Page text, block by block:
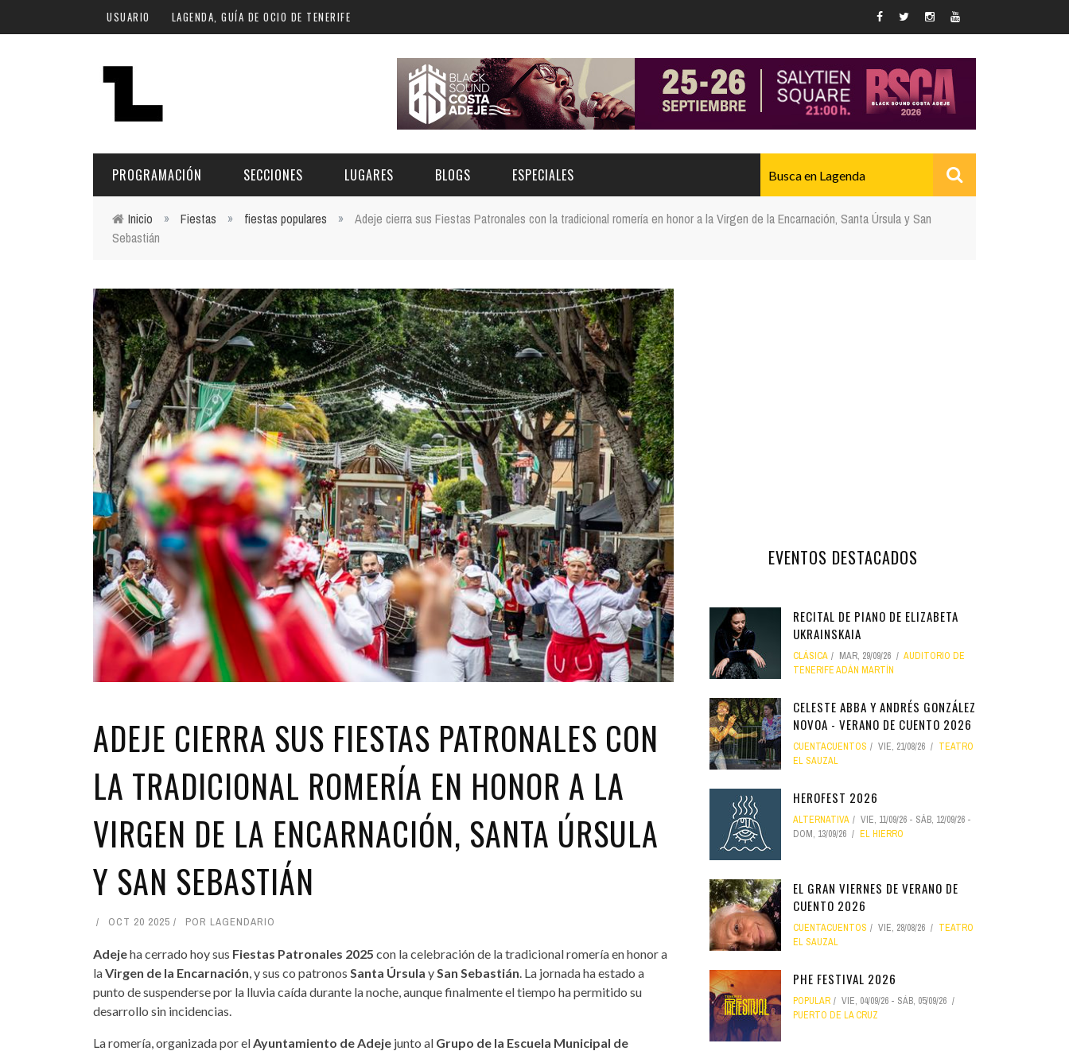
Pasar al contenido principal
USUARIO LAGENDA, GUÍA DE OCIO DE TENERIFE
PROGRAMACIÓN
Hoy
Plan Finde
Norte
Sur
Santa Cruz | La Laguna
Islas
Cultura
Deporte y Naturaleza
Gastro
Infantil
Música
Escénicas
SECCIONES
CULTURA
GASTRONOMÍA
INFANTIL
LUGARES
ESPACIOS CULTURALES
NOCHE
LOCALES CON ACTUACIONES
COMERCIO
GASTRO
FORMATIVO
BLOGS ESPECIALES
TENERIFE PHE FESTIVAL 2026
XXVII VERANO DE CUENTO
Usted está aquí
Inicio » Fiestas » fiestas populares »
Adeje cierra sus Fiestas Patronales con la tradicional romería en honor a la Virgen de la Encarnación, Santa Úrsula y San
Sebastián
ADEJE CIERRA SUS FIESTAS PATRONALES CON
LA TRADICIONAL ROMERÍA EN HONOR A LA
VIRGEN DE LA ENCARNACIÓN, SANTA ÚRSULA
Y SAN SEBASTIÁN
OCT 20 2025 POR LAGENDARIO
Adejeha cerrado hoy sus Fiestas Patronales 2025 con la celebración de la tradicional romería en honor a
laVirgen de la Encarnación , y sus co patronos Santa Úrsula y San Sebastián . La jornada ha estado a
punto de suspenderse por la lluvia caída durante la noche, aunque finalmente el tiempo ha permitido su
desarrollo sin incidencias.
La romería, organizada por el Ayuntamiento de Adeje junto al Grupo de la Escuela Municipal de
EVENTOS DESTACADOS
RECITAL DE PIANO DE ELIZABETA
UKRAINSKAIA
CLÁSICA MAR, 29/09/26
AUDITORIO DE
TENERIFE ADÁN MARTÍN
CELESTE ABBA Y ANDRÉS GONZÁLEZ
NOVOA - VERANO DE CUENTO 2026
CUENTACUENTOS VIE, 21/08/26
TEATRO
EL SAUZAL
HEROFEST 2026
ALTERNATIVA VIE, 11/09/26 - SÁB, 12/09/26 -
DOM, 13/09/26
EL HIERRO
EL GRAN VIERNES DE VERANO DE
CUENTO 2026
CUENTACUENTOS VIE, 28/08/26
TEATRO
EL SAUZAL
PHE FESTIVAL 2026
POPULAR VIE, 04/09/26 - SÁB, 05/09/26
PUERTO DE LA CRUZ